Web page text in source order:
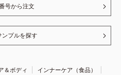
号から注文
ンプルを探す
＆ボディ
インナーケア（食品）